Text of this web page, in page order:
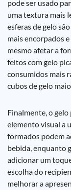
pode ser usado
uma textura mais
esferas de gelo
mais encorpados
mesmo afetar a
feitos com gelo
consumidos mais
cubos de gelo
Finalmente, o
elemento visual a
formados podem
bebida, enquanto
adicionar um
escolha do
melhorar a